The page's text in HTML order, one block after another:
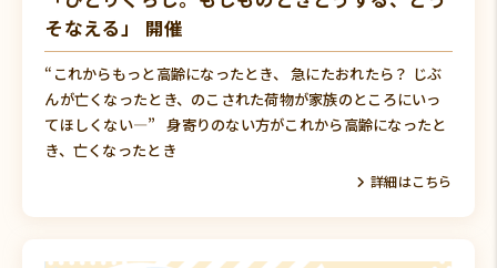
そなえる」 開催
“これからもっと高齢になったとき、 急にたおれたら？ じぶ
んが亡くなったとき、のこされた荷物が家族のところにいっ
てほしくない―” 身寄りのない方がこれから高齢になったと
き、亡くなったとき
詳細はこちら